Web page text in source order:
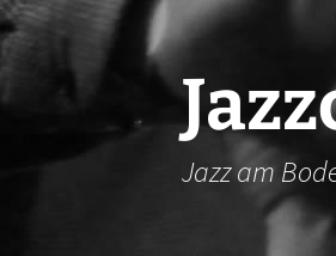
Zum
Inhalt
springen
Jazz am